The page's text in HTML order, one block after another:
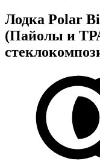
Лодка Polar
(Пайолы и